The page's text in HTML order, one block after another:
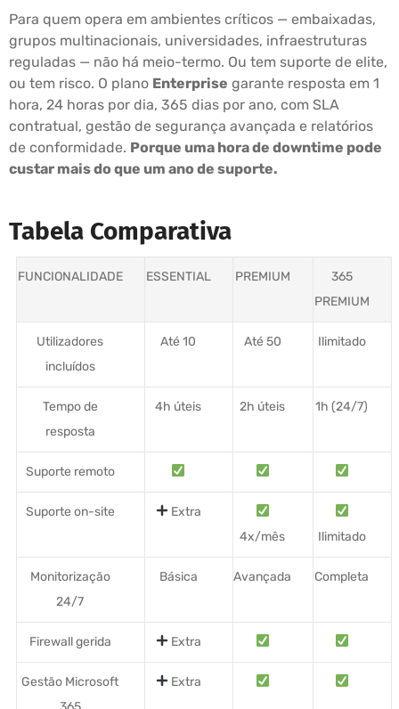
Para quem opera em ambientes críticos — embaixadas,
grupos multinacionais, universidades, infraestruturas
reguladas — não há meio-termo. Ou tem suporte de elite,
ou tem risco. O plano Enterprise garante resposta em 1
hora, 24 horas por dia, 365 dias por ano, com SLA
contratual, gestão de segurança avançada e relatórios
de conformidade. Porque uma hora de downtime pode
custar mais do que um ano de suporte.
Tabela Comparativa
FUNCIONALIDADE ESSENTIAL PREMIUM
365
PREMIUM
Utilizadores
incluídos
Até 10 Até 50 Ilimitado
Tempo de
resposta
4h úteis 2h úteis 1h (24/7)
Suporte remoto
Suporte on-site
Extra
4x/mês
Ilimitado
Monitorização
24/7
Básica Avançada Completa
Firewall gerida Extra
Gestão Microsoft
Extra